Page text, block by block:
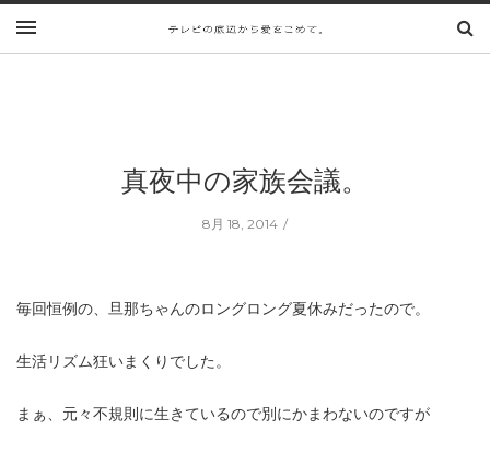
真夜中の家族会議。
8月 18, 2014
毎回恒例の、旦那ちゃんのロングロング夏休みだったので。
生活リズム狂いまくりでした。
まぁ、元々不規則に生きているので別にかまわないのですが